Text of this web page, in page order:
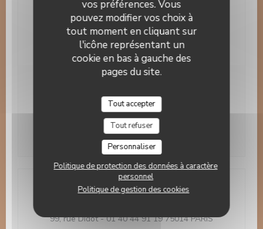
vos préférences. Vous
pouvez modifier vos choix à
tout moment en cliquant sur
l'icône représentant un
cookie en bas à gauche des
pages du site.
Tout accepter
Tout refuser
Personnaliser
Politique de protection des données à caractère
personnel
Politique de gestion des cookies
Moyens de paiement
Visa, Titres restaurant, Paiement Sans Contact,
Maestro, Espèces, Chèques, Carte Bleue
12h00 - 14h30
Adresse
99, rue Didot - 01 40 44 91 19 75014 PARIS((ouvre une